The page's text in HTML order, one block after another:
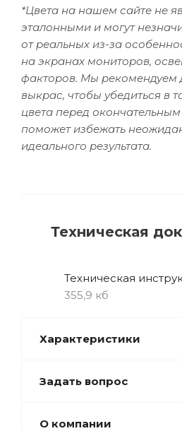
*Цвета на нашем сайте не
эталонными и могут
от реальных из-за
на экранах мониторов,
факторов. Мы рекомендуем
выкрас, чтобы убедиться в
цвета перед
поможет избежать
идеального результата.
Техническая
Техническая
355,9 кб
Характеристики
Задать вопрос
О компании